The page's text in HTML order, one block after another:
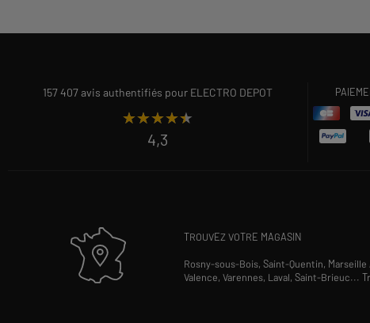
157 407 avis authentifiés pour ELECTRO DEPOT
★★★★★
★★★★★
4,3
TROUVEZ VOTRE MAGASIN
Rosny-sous-Bois,Saint-Quentin, Marseille
Valence,Varennes, Laval,Saint-Brieuc...